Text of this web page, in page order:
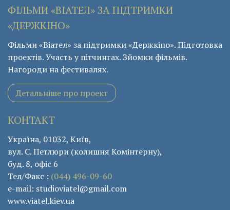
ФІЛЬМИ «ВІАТЕЛ» ЗА ПІДТРИМКИ
«ДЕРЖКІНО»
Фільми «Віател» за підтримки «Держкіно». Підготовка
проектів. Участь у пітчингах. Зйомки фільмів.
Нагороди на фестивалях.
Детальніше про проект
КОНТАКТ
Україна, 01032, Київ,
вул. С. Петлюри (колишня Комінтерну),
буд. 8, офіс 6
Тел/Факс : (044) 496-09-60
e-mail: studioviatel@gmail.com
www.viatel.kiev.ua